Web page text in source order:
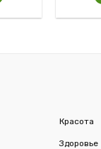
Красота
Здоровье